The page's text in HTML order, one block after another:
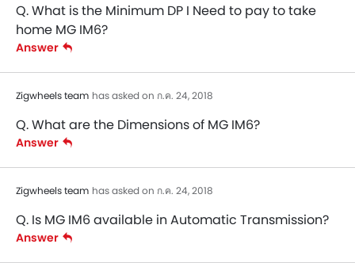
Q. What is the Minimum DP I Need to pay to take
home MG IM6?
Answer
Zigwheels team has asked on ก.ค. 24, 2018
Q. What are the Dimensions of MG IM6?
Answer
Zigwheels team has asked on ก.ค. 24, 2018
Q. Is MG IM6 available in Automatic Transmission?
Answer